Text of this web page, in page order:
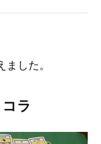
した。
ラ